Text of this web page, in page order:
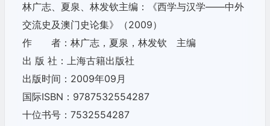
林广志、夏泉、林发钦主编：《西学与汉学——中外
交流史及澳门史论集》（2009）
作 者：林广志，夏泉，林发钦 主编
出 版 社：上海古籍出版社
出版时间：2009年09月
国际ISBN：9787532554287
十位书号：7532554287